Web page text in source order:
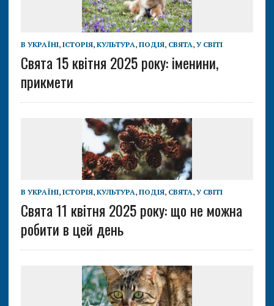
В УКРАЇНІ, ІСТОРІЯ, КУЛЬТУРА, ПОДІЯ, СВЯТА, У СВІТІ
Свята 15 квітня 2025 року: іменини,
прикмети
В УКРАЇНІ, ІСТОРІЯ, КУЛЬТУРА, ПОДІЯ, СВЯТА, У СВІТІ
Свята 11 квітня 2025 року: що не можна
робити в цей день